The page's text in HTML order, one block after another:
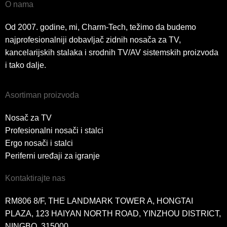
O nama
Od 2007. godine, mi, Charm-Tech, težimo da budemo
najprofesionalniji dobavljač zidnih nosača za TV,
kancelarijskih stalaka i srodnih TV/AV sistemskih proizvoda
i tako dalje.
Asortiman proizvoda
Nosač za TV
Profesionalni nosači i stalci
Ergo nosači i stalci
Periferni uređaji za igranje
Kontaktirajte nas
RM806 8/F, THE LANDMARK TOWER A, HONGTAI
PLAZA, 123 HAIYAN NORTH ROAD, YINZHOU DISTRICT,